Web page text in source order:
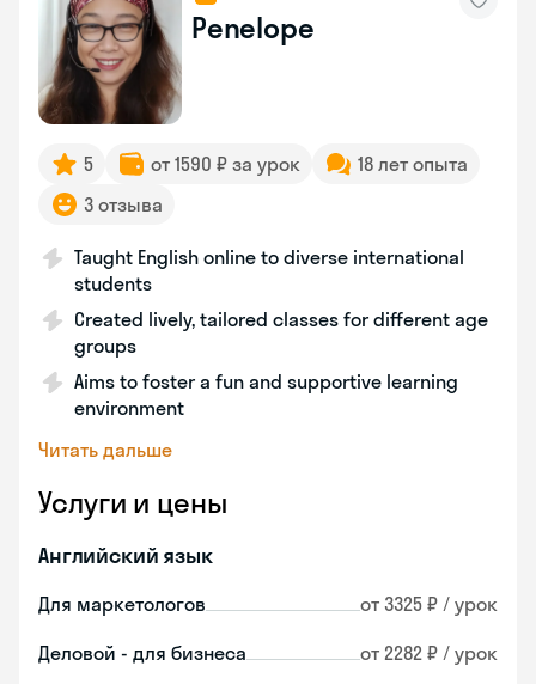
Penelope
5 от 1590 ₽ за урок
18 лет опыта
3 отзыва
Taught English online to diverse international
students
Created lively, tailored classes for different age
groups
Aims to foster a fun and supportive learning
environment
Читать дальше
Услуги и цены
Английский язык
Для маркетологов от 3325 ₽ / урок
Деловой - для бизнеса от 2282 ₽ / урок